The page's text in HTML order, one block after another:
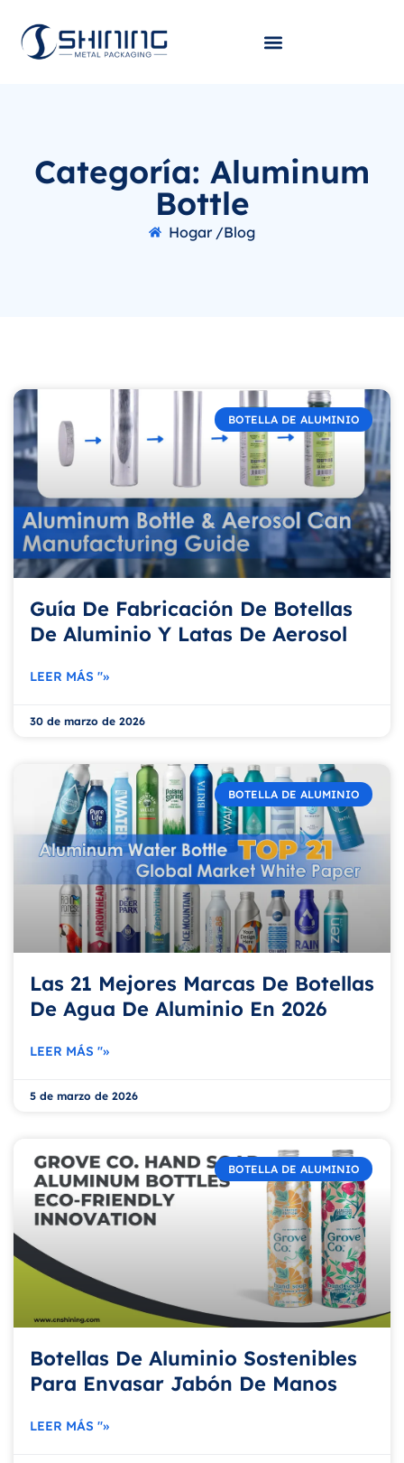
Categoría: Aluminum
Bottle
Hogar /Blog
BOTELLA DE ALUMINIO
Guía De Fabricación De Botellas
De Aluminio Y Latas De Aerosol
LEER MÁS "»
30 de marzo de 2026
BOTELLA DE ALUMINIO
Las 21 Mejores Marcas De Botellas
De Agua De Aluminio En 2026
LEER MÁS "»
5 de marzo de 2026
BOTELLA DE ALUMINIO
Botellas De Aluminio Sostenibles
Para Envasar Jabón De Manos
LEER MÁS "»